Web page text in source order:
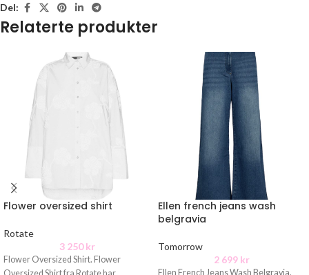
Del:
Relaterte produkter
Flower oversized shirt
Rotate
3 250kr
Flower Oversized Shirt. Flower
Ellen french jeans wash
belgravia
Tomorrow
2 699 kr
Ellen French Jeans Wash Belgravia.